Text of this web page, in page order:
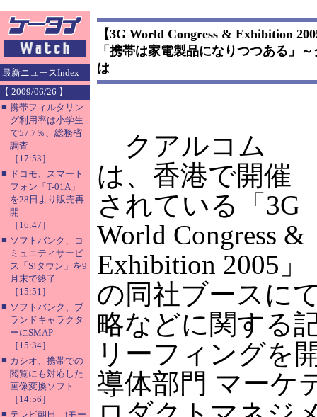
最新ニュースIndex
【 2009/06/26 】
■ 携帯フィルタリン
グ利用率は小学生
で57.7％、総務省
調査
［17:53］
■ ドコモ、スマート
フォン「T-01A」
を28日より販売再
開
［16:47］
■ ソフトバンク、コ
ミュニティサービ
ス「S!タウン」を9
月末で終了
［15:51］
■ ソフトバンク、ブ
ランドキャラクタ
ーにSMAP
［15:34］
■ カシオ、携帯での
閲覧にも対応した
画像変換ソフト
［14:56］
■ テレビ朝日、iモー
【3G World Congress & Exhibition
「携帯は家電製品になりつつある」
は
クアルコム
は、香港で開催
されている「3G
World Congress &
Exhibition 2005」
の同社ブースに
略などに関する
リーフィングを
導体部門 マーケ